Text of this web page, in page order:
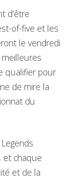
d’être
of-five et les
le vendredi
qualifier pour
de mire la
du
et chaque
et de la